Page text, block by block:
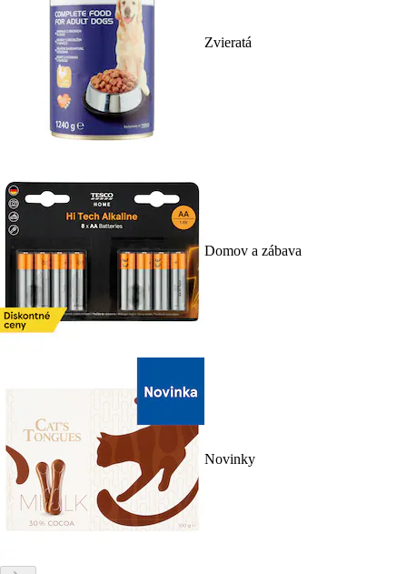
Zvieratá
Domov a zábava
Novinky